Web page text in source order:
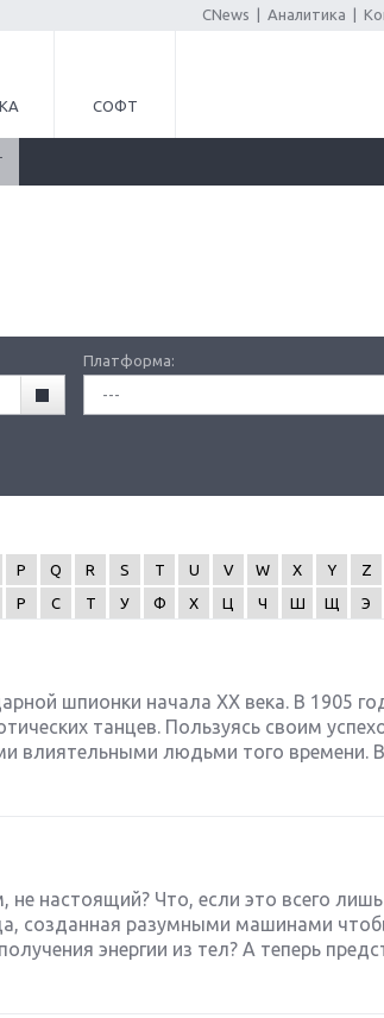
CNews Аналитика
СОФТ
Платформа:
---
P Q R S T U V W X Y
Z
Р С Т У Ф Х Ц Ч Ш Щ Э
шпионки начала ХХ века. В 1905
танцев. Пользуясь своим
влиятельными людьми того времени.
настоящий? Что, если это всего лишь
созданная разумными машинами
энергии из тел? А теперь